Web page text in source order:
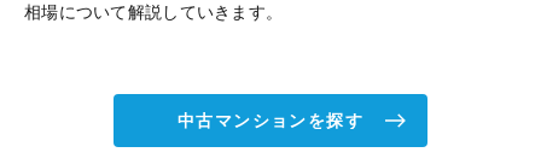
相場について解説していきます。
中古マンションを探す